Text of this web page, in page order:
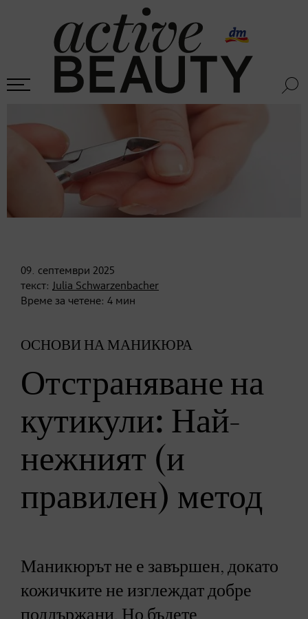
09. септември 2025
текст: Julia Schwarzenbacher
Време за четене: 4 мин
ОСНОВИ НА МАНИКЮРА
Отстраняване на
кутикули: Най-
нежният (и
правилен) метод
Маникюрът не е завършен, докато
кожичките не изглеждат добре
поддържани. Но бъдете